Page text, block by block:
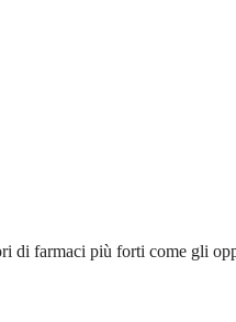
di farmaci più forti come gli